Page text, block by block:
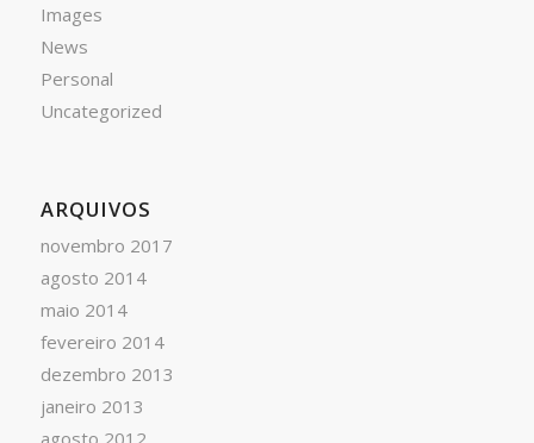
Images
News
Personal
Uncategorized
ARQUIVOS
novembro 2017
agosto 2014
maio 2014
fevereiro 2014
dezembro 2013
janeiro 2013
agosto 2012